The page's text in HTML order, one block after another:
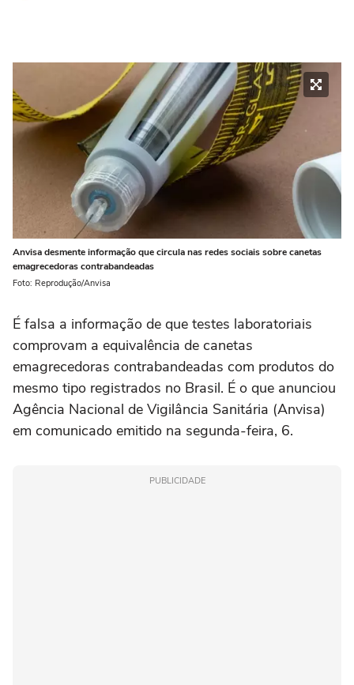
Anvisa desmente informação que circula nas redes sociais sobre canetas
emagrecedoras contrabandeadas
Foto: Reprodução/Anvisa
É falsa a informação de que testes laboratoriais
comprovam a equivalência de canetas
emagrecedoras contrabandeadas com produtos do
mesmo tipo registrados no Brasil. É o que anunciou
Agência Nacional de Vigilância Sanitária (Anvisa)
em comunicado emitido na segunda-feira, 6.
PUBLICIDADE